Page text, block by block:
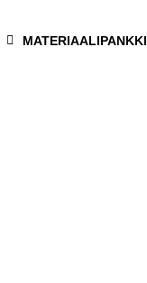
MATERIAALIPANKKI